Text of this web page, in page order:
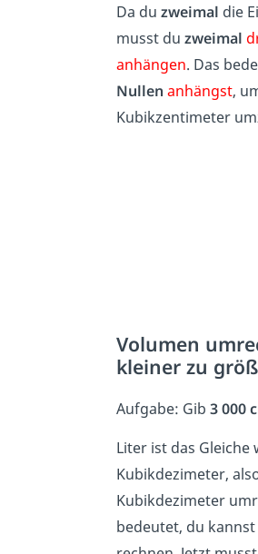
Da duzweimal die
musst du zweimal
anhängen. Das
Nullen anhängst,
Kubikzentimeter
Volumen
kleiner zu
Aufgabe: Gib3 000
Liter ist das Gleiche
Kubikdezimeter,
Kubikdezimeter
bedeutet, du